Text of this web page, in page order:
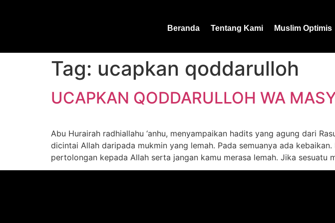
Beranda Tentang Kami Muslim Optimis
Tag: ucapkan qoddarulloh
UCAPKAN QODDARULLOH WA
Abu Hurairah radhiallahu ‘anhu, menyampaikan hadits yang agung dari
dicintai Allah daripada mukmin yang lemah. Pada semuanya ada
pertolongan kepada Allah serta jangan kamu merasa lemah. Jika sesuatu